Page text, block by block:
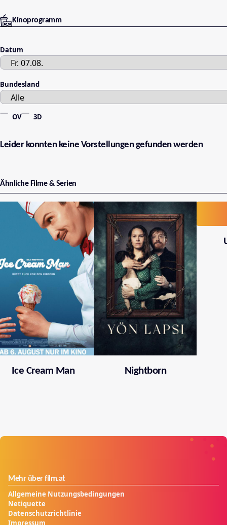
Kinoprogramm
Datum
Bundesland
OV 3D
Leider konnten keine Vorstellungen gefunden werden
Ähnliche Filme & Serien
Ice Cream Man Nightborn
Mehr über film.at
Allgemeine Nutzungsbedingungen
Netiquette
Datenschutzrichtlinie
Impressum